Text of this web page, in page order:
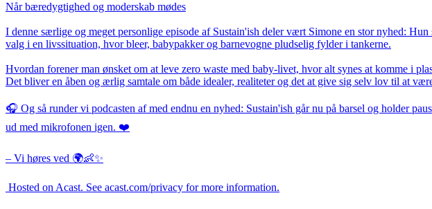
Når bæredygtighed og moderskab mødes
I denne særlige og meget personlige episode af Sustain'ish deler vært Simone en stor nyhed:
valg i en livssituation, hvor bleer, babypakker og barnevogne pludselig fylder i tankerne.
Hvordan forener man ønsket om at leve zero waste med baby-livet, hvor alt synes at komme i
Det bliver en åben og ærlig samtale om både idealer, realiteter og det at give sig selv lov til at
🎧 Og så runder vi podcasten af med endnu en nyhed: Sustain'ish går nu på barsel og holder
ud med mikrofonen igen. ❤️
– Vi høres ved 🌍👶✨
Hosted on Acast. See acast.com/privacy for more information.